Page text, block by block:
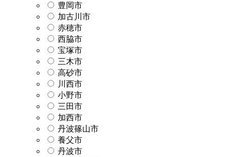
豊岡市
加古川市
赤穂市
西脇市
宝塚市
三木市
高砂市
川西市
小野市
三田市
加西市
丹波篠山市
養父市
丹波市